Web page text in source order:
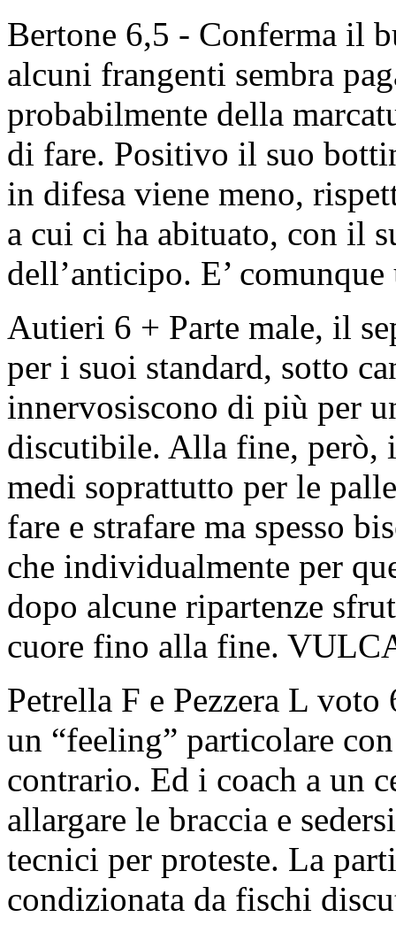
Bertone 6,5 - Conferma il
alcuni frangenti sembra
probabilmente della
di fare. Positivo il suo
in difesa viene meno,
a cui ci ha abituato, con il
dell’anticipo. E’
Autieri 6 + Parte male, il
per i suoi standard, sotto
innervosiscono di più per
discutibile. Alla fine, però,
medi soprattutto per le
fare e strafare ma spesso
che individualmente per
dopo alcune ripartenze
cuore fino alla fine.
Petrella F e Pezzera L
un “feeling” particolare
contrario. Ed i coach a un
allargare le braccia e
tecnici per proteste. La
condizionata da fischi